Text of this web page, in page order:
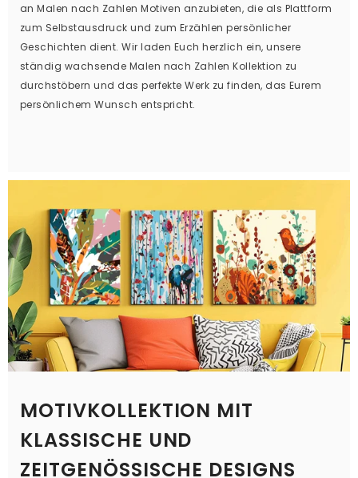
an Malen nach Zahlen Motiven anzubieten, die als Plattform
zum Selbstausdruck und zum Erzählen persönlicher
Geschichten dient. Wir laden Euch herzlich ein, unsere
ständig wachsende Malen nach Zahlen Kollektion zu
durchstöbern und das perfekte Werk zu finden, das Eurem
persönlichem Wunsch entspricht.
MOTIVKOLLEKTION MIT
KLASSISCHE UND
ZEITGENÖSSISCHE DESIGNS